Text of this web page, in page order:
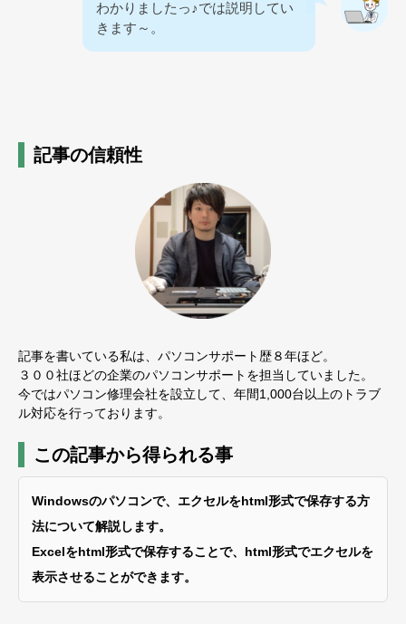
わかりましたっ♪では説明してい
きます～。
記事の信頼性
記事を書いている私は、パソコンサポート歴８年ほど。
３００社ほどの企業のパソコンサポートを担当していました。
今ではパソコン修理会社を設立して、年間1,000台以上のトラブ
ル対応を行っております。
この記事から得られる事
Windowsのパソコンで、エクセルをhtml形式で保存する方
法について解説します。
Excelをhtml形式で保存することで、html形式でエクセルを
表示させることができます。